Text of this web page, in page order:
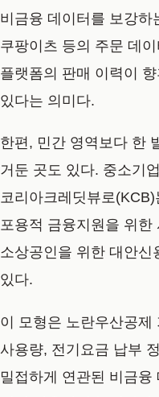
비금융 데이터를 보강하
쿠팡이츠 등의 주문 데
플랫폼의 판매 이력이
있다는 의미다.
한편, 민간 영역보다 한
거둔 곳도 있다. 중소기
코리아크레딧뷰로
포용적 금융지원을 위한
소상공인을 위한 대안신
있다.
이 모형은 노란우산공제
사용량, 전기요금 납부
밀접하게 연관된 비금